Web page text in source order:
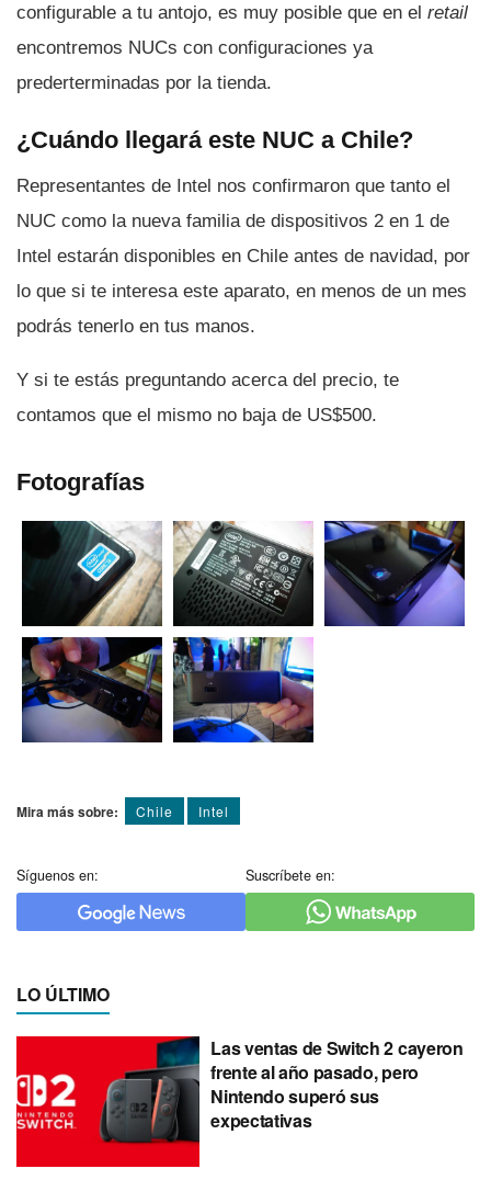
configurable a tu antojo, es muy posible que en el retail
encontremos NUCs con configuraciones ya
prederterminadas por la tienda.
¿Cuándo llegará este NUC a Chile?
Representantes de Intel nos confirmaron que tanto el
NUC como la nueva familia de dispositivos 2 en 1 de
Intel estarán disponibles en Chile antes de navidad, por
lo que si te interesa este aparato, en menos de un mes
podrás tenerlo en tus manos.
Y si te estás preguntando acerca del precio, te
contamos que el mismo no baja de US$500.
Fotografí­as
Mira más sobre: Chile Intel
Síguenos en: Suscríbete en:
LO ÚLTIMO
Las ventas de Switch 2 cayeron
frente al año pasado, pero
Nintendo superó sus
expectativas